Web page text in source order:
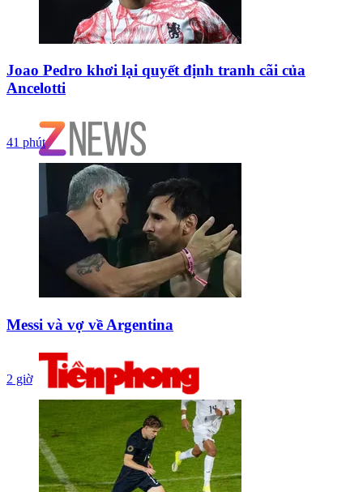
Joao Pedro khơi lại quyết định tranh cãi của
Ancelotti
41 phút
Messi và vợ về Argentina
2 giờ